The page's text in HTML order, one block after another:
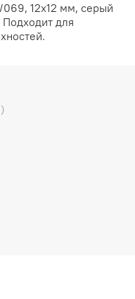
12х12 мм, серый
для